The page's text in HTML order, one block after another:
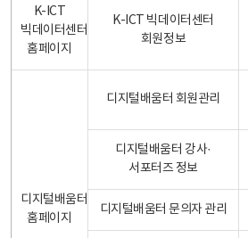
K-ICT
빅데이터센터
홈페이지
K-ICT 빅데이터센터
회원정보
디지털배움터
홈페이지
디지털배움터 회원관리
디지털배움터 강사·
서포터즈 정보
디지털배움터 문의자 관리